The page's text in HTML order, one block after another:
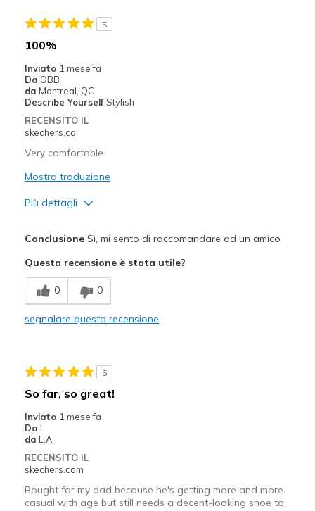
Going Out
Travel
View On Shoes
5
100%
Inviato 1 mese fa
Da OBB
da Montreal, QC
Describe Yourself Stylish
RECENSITO IL
skechers.ca
Very comfortable
Mostra traduzione
Più dettagli
Breathe Well
Comfortable
Going Out
Special Occasions
Travel
ConclusioneSì, mi sento di raccomandare ad un amico
Questa recensione è stata utile?
0 0
segnalare questa recensione
5
So far, so great!
Inviato 1 mese fa
Da L
da L.A.
RECENSITO IL
skechers.com
Bought for my dad because he's getting more and more
casual with age but still needs a decent-looking shoe to